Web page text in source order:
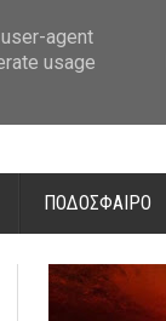
ΠΟΔΟΣΦΑΙΡΟ
agent
usage